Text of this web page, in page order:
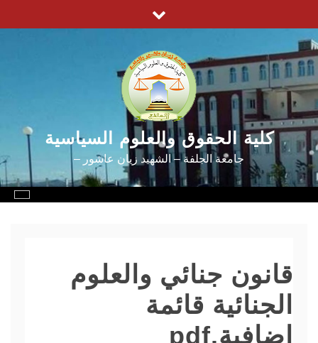
to
content
كلية الحقوق والعلوم السياسية
جامعة الجلفة – الشهيد زيان عاشور –
قانون جنائي والعلوم
الجنائية قائمة
إضافية.pdf